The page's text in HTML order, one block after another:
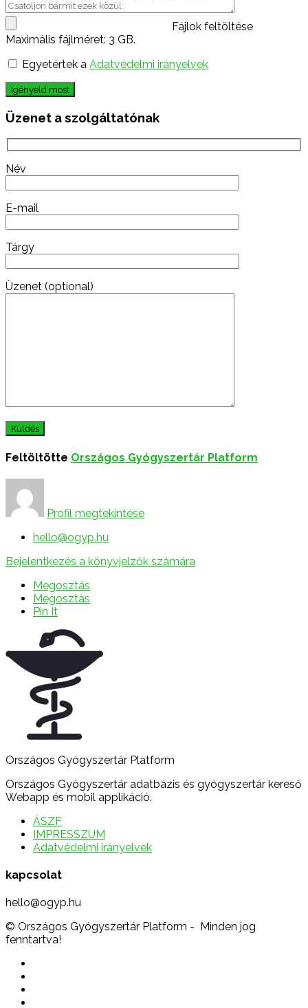
Fájlok feltöltése
Maximális fájlméret: 3 GB.
Egyetértek a Adatvédelmi irányelvek
Igényeld most
Üzenet a szolgáltatónak
Név
E-mail
Tárgy
Üzenet (optional)
Feltöltötte Országos Gyógyszertár Platform
Profil megtekintése
hello@ogyp.hu
Bejelentkezés a könyvjelzők számára
Megosztás
Megosztás
Pin It
Országos Gyógyszertár Platform
Országos Gyógyszertár adatbázis és gyógyszertár kereső
Webapp és mobil applikáció.
ÁSZF
IMPRESSZUM
Adatvédelmi irányelvek
kapcsolat
hello@ogyp.hu
© Országos Gyógyszertár Platform - Minden jog
fenntartva!